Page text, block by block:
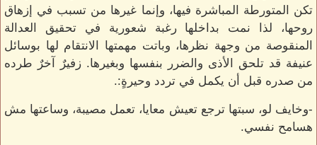
تكن المتورطة المباشرة فيها، وإنما غيرها من تسبب في إزهاق
روحها، لذا نمت بداخلها رغبة شعورية في تحقيق العدالة
المنقوصة من وجهة نظرها، وباتت مهمتها الانتقام لها بوسائل
عنيفة قد تلحق الأذى والضرر بنفسها وبغيرها. زفيرٌ آخرٌ طرده
من صدره قبل أن يكمل في تردد وحيرةٍ:.
-وخايف لو، سبتها ترجع تعيش معايا، تعمل مصيبة، وساعتها مش
هسامح نفسي.